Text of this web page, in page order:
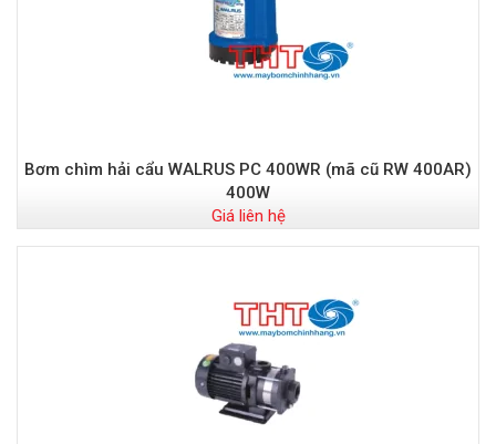
Bơm chìm hải cẩu WALRUS PC 400WR (mã cũ RW 400AR)
400W
Giá liên hệ